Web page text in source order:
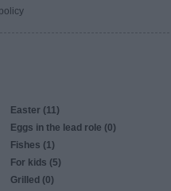
Easter (11)
Eggs in the lead role (0)
Fishes (1)
For kids (5)
Grilled (0)